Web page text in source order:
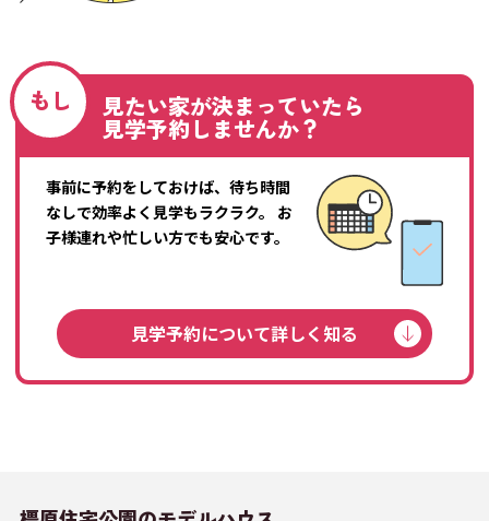
もし 見たい家が決まっていたら
見学予約しませんか？
事前に予約をしておけば、待ち時間
なしで効率よく見学もラクラク。
お
子様連れや忙しい方でも安心です。
見学予約について詳しく知る